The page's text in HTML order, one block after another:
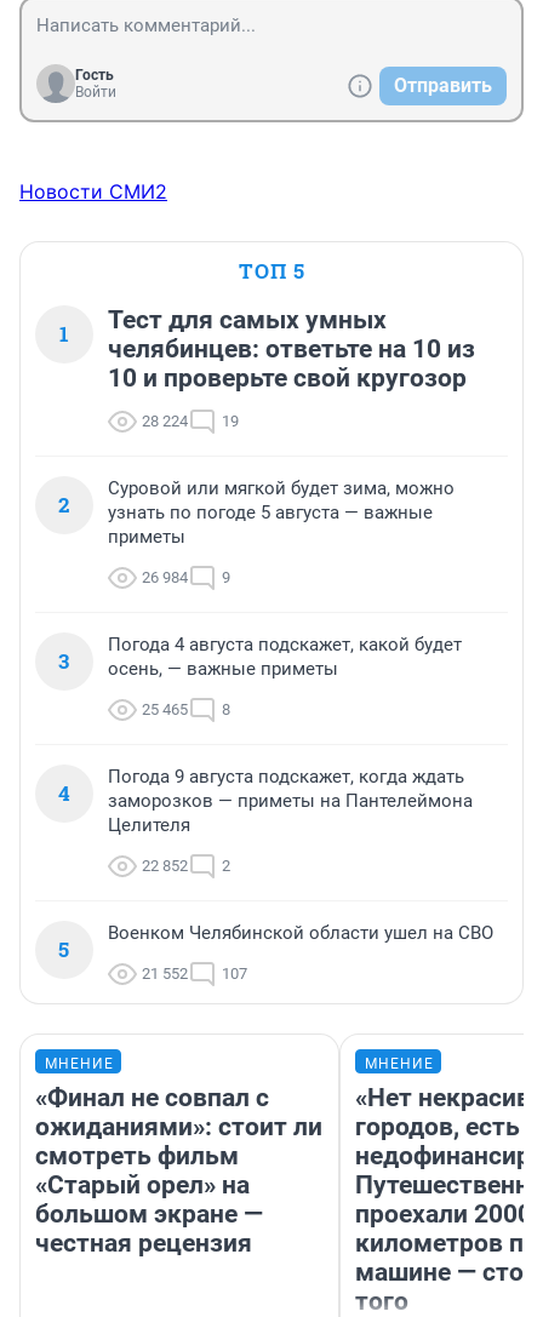
Гость
Войти
Отправить
Новости СМИ2
ТОП 5
1
Тест для самых умных
челябинцев: ответьте на 10 из
10 и проверьте свой кругозор
28 224 19
2
Суровой или мягкой будет зима, можно
узнать по погоде 5 августа — важные
приметы
26 984 9
3
Погода 4 августа подскажет, какой будет
осень, — важные приметы
25 465 8
4
Погода 9 августа подскажет, когда ждать
заморозков — приметы на Пантелеймона
Целителя
22 852 2
5
Военком Челябинской области ушел на СВО
21 552 107
МНЕНИЕ
«Финал не совпал с
ожиданиями»: стоит ли
смотреть фильм
«Старый орел» на
большом экране —
честная рецензия
МНЕНИЕ
«Нет
городов, есть
проехали 2000
километров по
машине —
того